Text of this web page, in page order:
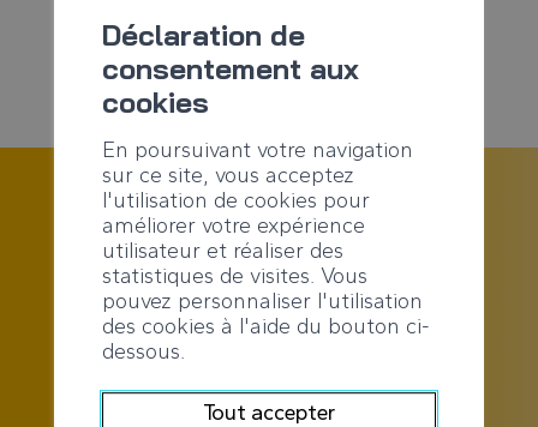
Si c'est le lien reçu par e-mail, veuillez
nous contacter.
Déclaration de
consentement aux
cookies
En poursuivant votre navigation
sur ce site, vous acceptez
l'utilisation de cookies pour
améliorer votre expérience
utilisateur et réaliser des
statistiques de visites. Vous
pouvez personnaliser l'utilisation
des cookies à l'aide du bouton ci-
dessous.
Tout accepter